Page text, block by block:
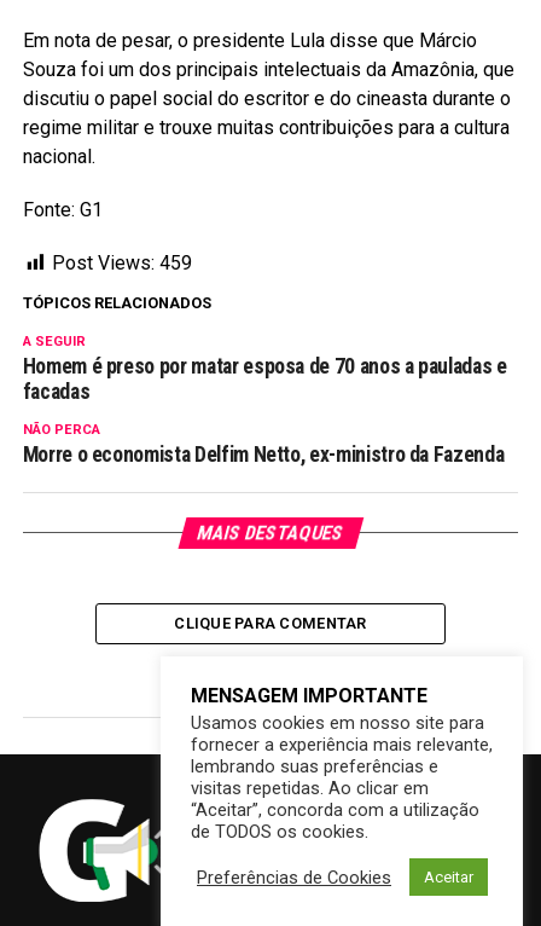
Em nota de pesar, o presidente Lula disse que Márcio
Souza foi um dos principais intelectuais da Amazônia, que
discutiu o papel social do escritor e do cineasta durante o
regime militar e trouxe muitas contribuições para a cultura
nacional.
Fonte: G1
Post Views: 459
TÓPICOS RELACIONADOS
A SEGUIR
Homem é preso por matar esposa de 70 anos a pauladas e
facadas
NÃO PERCA
Morre o economista Delfim Netto, ex-ministro da Fazenda
MAIS DESTAQUES
CLIQUE PARA COMENTAR
MENSAGEM IMPORTANTE
Usamos cookies em nosso site para
fornecer a experiência mais relevante,
lembrando suas preferências e
visitas repetidas. Ao clicar em
“Aceitar”, concorda com a utilização
de TODOS os cookies.
Preferências de Cookies Aceitar